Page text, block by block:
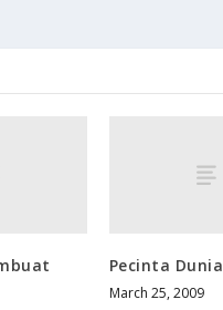
Pecinta Dunia
March 25, 2009